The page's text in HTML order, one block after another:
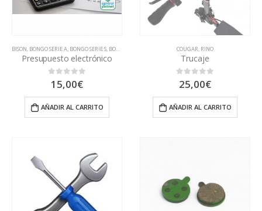
BISON, BONGO SERIE A, BONGO SERIE S, BONGO SERIE Z CECOTEC,COUGAR
Presupuesto electrónico
out of 5
15,00€
AÑADIR AL CARRITO
COUGAR, RINO
Trucaje
0out of 5
25,00€
AÑADIR AL CARRITO